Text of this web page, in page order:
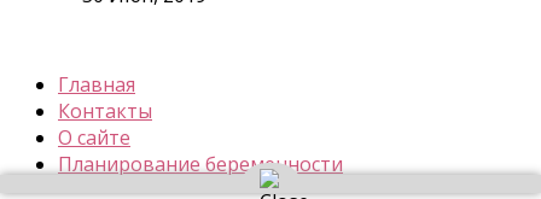
Главная
Контакты
О сайте
Планирование беременности
С чего начать планирование